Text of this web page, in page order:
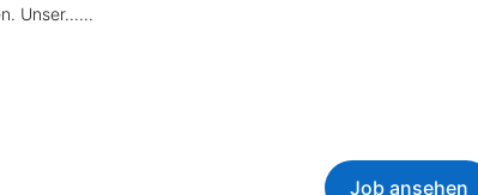
Unser......
Job ansehen